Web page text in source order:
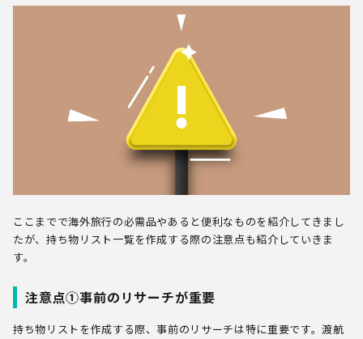
ここまでで海外旅行の必需品やあると便利なものを紹介してきまし
たが、持ち物リスト一覧を作成する際の注意点も紹介していきま
す。
注意点①事前のリサーチが重要
持ち物リストを作成する際、事前のリサーチは特に重要です。渡航